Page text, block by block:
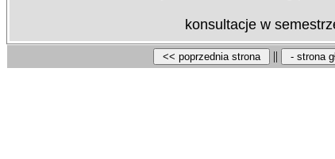
konsultacje w
||